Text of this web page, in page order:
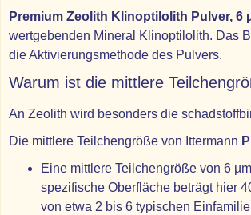
Premium Zeolith Klinoptilolith Pulver, 6
wertgebenden Mineral Klinoptilolith. Das
die Aktivierungsmethode des Pulvers.
Warum ist die mittlere
An Zeolith wird besonders die
Die mittlere Teilchengröße von Ittermann
Eine mittlere Teilchengröße von 6
spezifische Oberfläche beträgt hier
von etwa 2 bis 6 typischen